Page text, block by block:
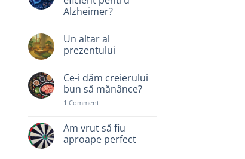
Alzheimer?
Un altar al
prezentului
Ce-i dăm creierului
bun să mănânce?
1 Comment
Am vrut să fiu
aproape perfect